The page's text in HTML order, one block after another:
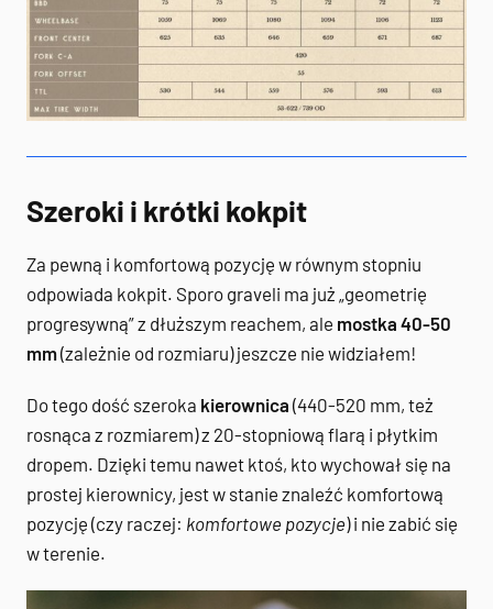
Szeroki i krótki kokpit
Za pewną i komfortową pozycję w równym stopniu
odpowiada kokpit. Sporo graveli ma już „geometrię
progresywną” z dłuższym reachem, ale mostka 40-50
mm(zależnie od rozmiaru) jeszcze nie widziałem!
Do tego dość szeroka kierownica (440-520 mm, też
rosnąca z rozmiarem) z 20-stopniową flarą i płytkim
dropem. Dzięki temu nawet ktoś, kto wychował się na
prostej kierownicy, jest w stanie znaleźć komfortową
pozycję (czy raczej: komfortowe pozycje) i nie zabić się
w terenie.